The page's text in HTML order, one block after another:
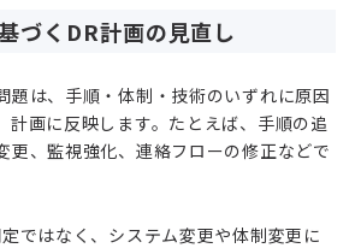
づくDR計画の見直し
題は、手順・体制・技術のいずれに原因
計画に反映します。たとえば、手順の追
更、監視強化、連絡フローの修正などで
ではなく、システム変更や体制変更に